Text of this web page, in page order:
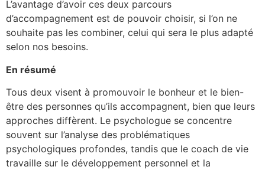
L’avantage d’avoir ces deux parcours
d’accompagnement est de pouvoir choisir, si l’on ne
souhaite pas les combiner, celui qui sera le plus adapté
selon nos besoins.
En résumé
Tous deux visent à promouvoir le bonheur et le bien-
être des personnes qu’ils accompagnent, bien que leurs
approches diffèrent. Le psychologue se concentre
souvent sur l’analyse des problématiques
psychologiques profondes, tandis que le coach de vie
travaille sur le développement personnel et la